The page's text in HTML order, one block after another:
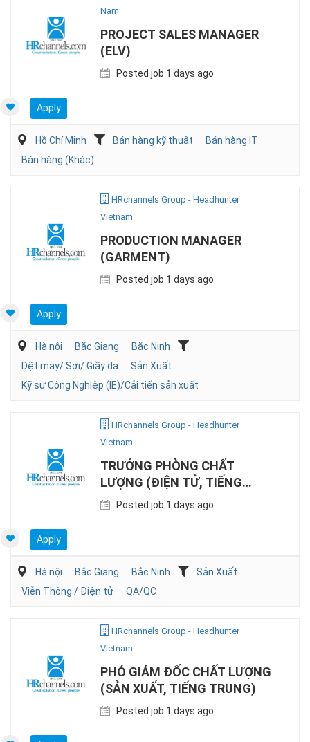
Nam
PROJECT SALES MANAGER
(ELV)
Posted job 1 days ago
Apply
Hồ Chí Minh Bán hàng kỹ thuật
Bán hàng IT
Bán hàng (Khác)
HRchannels Group - Headhunter
Vietnam
PRODUCTION MANAGER
(GARMENT)
Posted job 1 days ago
Apply
Hà nội Bắc Giang
Bắc Ninh
Dệt may/ Sợi/ Giầy da
Sản Xuất
Kỹ sư Công Nghiệp (IE)/Cải tiến sản xuất
HRchannels Group - Headhunter
Vietnam
TRƯỞNG PHÒNG CHẤT
LƯỢNG (ĐIỆN TỬ, TIẾNG
TRUNG)
Posted job 1 days ago
Apply
Hà nội Bắc Giang Bắc Ninh
Sản Xuất
Viễn Thông / Điện tử
QA/QC
HRchannels Group - Headhunter
Vietnam
PHÓ GIÁM ĐỐC CHẤT LƯỢNG
(SẢN XUẤT, TIẾNG TRUNG)
Posted job 1 days ago